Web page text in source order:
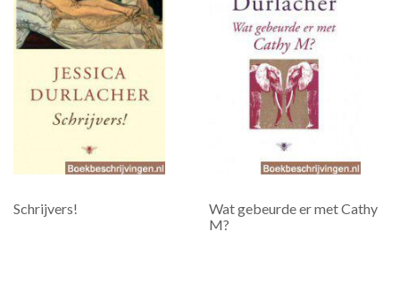
Schrijvers!
Wat gebeurde er met Cathy
M?